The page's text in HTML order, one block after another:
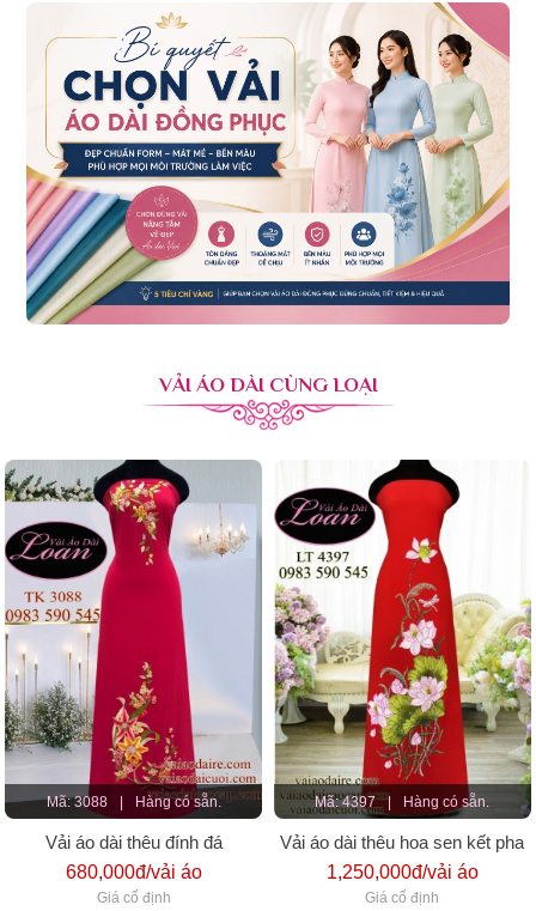
VẢI ÁO DÀI CÙNG LOẠI
Mã: 3088 | Hàng có sẵn.
Vải áo dài thêu đính đá
680,000đ/vải áo
Giá cố định
Mã: 4397 | Hàng có sẵn.
Vải áo dài thêu hoa sen kết pha
lê
1,250,000đ/vải áo
Giá cố định